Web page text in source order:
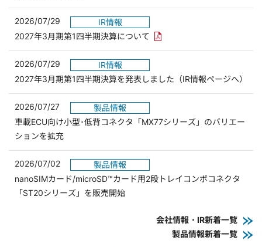
2026/07/29
IR情報
2027年3月期第1四半期決算について PDFリンクを新しいウィンド
2026/07/29
IR情報
2027年3月期第1四半期決算を発表しました（IR情報ページへ）
2026/07/27
製品情報
車載ECU向け小型･低背コネクタ「MX77シリーズ」のバリエー
ションを拡充
2026/07/02
製品情報
nanoSIMカード/microSD™カード用2段トレイコンボコネクタ
「ST20シリーズ」を販売開始
会社情報・IR新着一覧
製品情報新着一覧